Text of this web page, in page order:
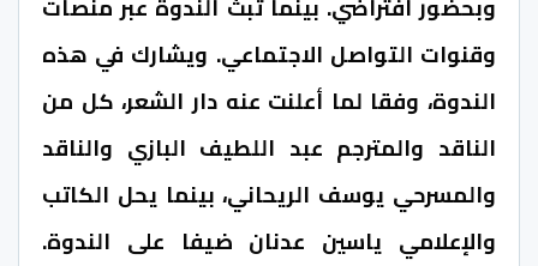
وقنوات التواصل الاجتماعي. ويشارك في هذه
الندوة، وفقا لما أعلنت عنه دار الشعر، كل من
الناقد والمترجم عبد اللطيف البازي والناقد
والمسرحي يوسف الريحاني، بينما يحل الكاتب
والإعلامي ياسين عدنان ضيفا على الندوة.